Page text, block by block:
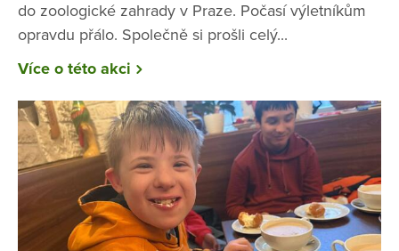
do zoologické zahrady v Praze. Počasí výletníkům
opravdu přálo. Společně si prošli celý...
Více o této akci